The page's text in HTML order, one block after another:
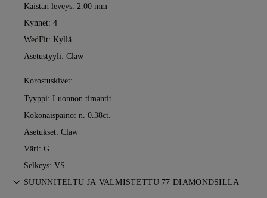
Kaistan leveys: 2.00 mm
Kynnet: 4
WedFit: Kyllä
Asetustyyli: Claw
Korostuskivet:
Tyyppi: Luonnon timantit
Kokonaispaino: n. 0.38ct.
Asetukset: Claw
Väri: G
Selkeys: VS
SUUNNITELTU JA VALMISTETTU 77 DIAMONDSILLA